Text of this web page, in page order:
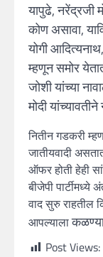
यापुढे, नरेंद्रजी
कोण असावा,
योगी
म्हणून समोर
जोशी यांच्या
मोदी
नितीन गडकरी
जातीयवादी
ऑफर होती हेही
बीजेपी
वाद सुरु राहतील
आपल्याला
Post Views: